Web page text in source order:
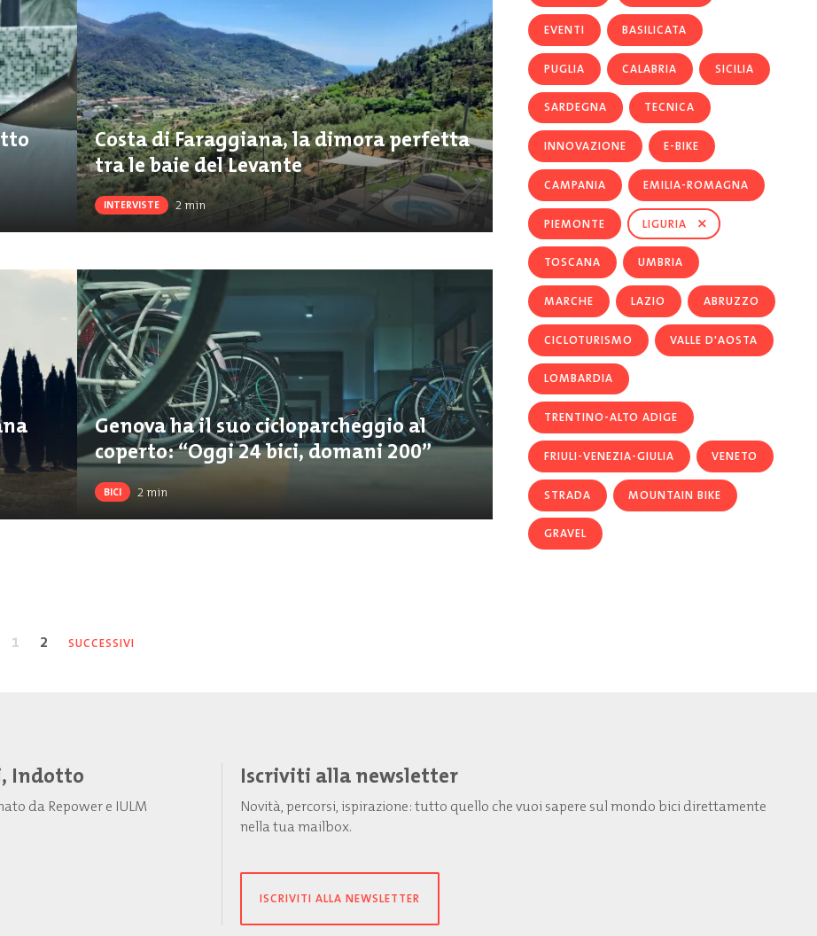
Costa di Faraggiana, la dimora perfetta
tra le baie del Levante
INTERVISTE 2min
Genova ha il suo cicloparcheggio al
coperto: “Oggi 24 bici, domani 200”
BICI 2 min
EVENTI BASILICATA
PUGLIA CALABRIA SICILIA
SARDEGNA TECNICA
INNOVAZIONE E-BIKE
CAMPANIA EMILIA-ROMAGNA
PIEMONTE LIGURIA ×
TOSCANA UMBRIA
MARCHE LAZIO ABRUZZO
CICLOTURISMO VALLE D'AOSTA
LOMBARDIA
TRENTINO-ALTO ADIGE
FRIULI-VENEZIA-GIULIA VENETO
STRADA MOUNTAIN BIKE
GRAVEL
1 2 SUCCESSIVI
Indotto
da Repower e IULM
Iscriviti alla newsletter
Novità, percorsi, ispirazione: tutto quello che vuoi sapere sul mondo bici direttamente
nella tua mailbox.
ISCRIVITI ALLA NEWSLETTER